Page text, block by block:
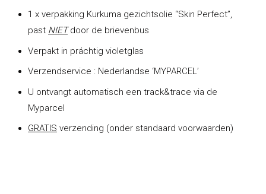
1 x verpakking Kurkuma gezichtsolie “Skin Perfect”,
past NIETdoor de brievenbus
Verpakt in práchtig violetglas
Verzendservice : Nederlandse ‘MYPARCEL’
U ontvangt automatisch een track&trace via de
Myparcel
GRATIS verzending (onder standaard voorwaarden)